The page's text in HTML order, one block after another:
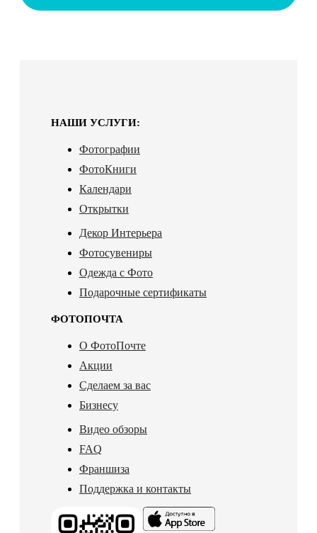
НАШИ УСЛУГИ:
Фотографии
ФотоКниги
Календари
Открытки
Декор Интерьера
Фотосувениры
Одежда с Фото
Подарочные сертификаты
ФОТОПОЧТА
О ФотоПочте
Акции
Сделаем за вас
Бизнесу
Видео обзоры
FAQ
Франшиза
Поддержка и контакты